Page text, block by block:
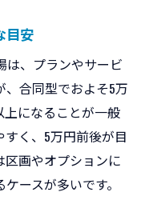
目安
は、プランやサービ
、合同型でおよそ5万
上になることが一般
く、5万円前後が目
画やオプションに
ースが多いです。